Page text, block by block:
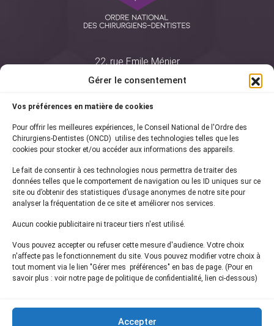
Gérer le consentement
Vos préférences en matière de cookies
Pour offrir les meilleures expériences, le Conseil National de l'Ordre des
Chirurgiens-Dentistes (ONCD) utilise des technologies telles que les
cookies pour stocker et/ou accéder aux informations des appareils.
Le fait de consentir à ces technologies nous permettra de traiter des
données telles que le comportement de navigation ou les ID uniques sur ce
site ou d’obtenir des statistiques d’usage anonymes de notre site pour
analyser la fréquentation de ce site et améliorer nos services.
Aucun cookie publicitaire ni traceur tiers n'est utilisé.
Vous pouvez accepter ou refuser cette mesure d'audience. Votre choix
n'affecte pas le fonctionnement du site. Vous pouvez modifier votre choix à
tout moment via le lien "Gérer mes préférences" en bas de page. (Pour en
savoir plus : voir notre page de politique de confidentialité, lien ci-dessous)
Accepter
22, rue Emile Ménier
75761 Paris Cedex 16
01 44 34 78 80
courrier@oncd.org
Actualités
Presse
Informations légales
Plan du site
Inscrivez-vous à notrenewsletter